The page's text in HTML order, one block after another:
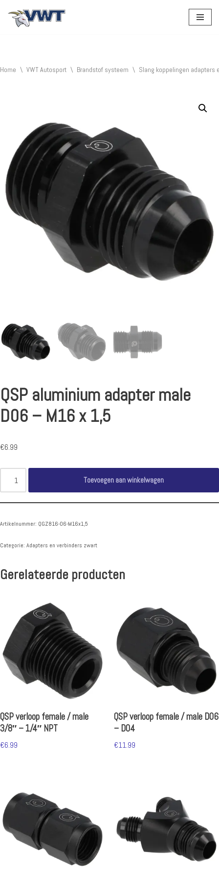
Home \ VWT Autosport \ Brandstof systeem \ Slang koppelingen adapters
QSP aluminium adapter male
D06 – M16 x 1,5
€6.99
Toevoegen aan winkelwagen
Artikelnummer: QGZ816-06-M16x1,5
Categorie: Adapters en verbinders zwart
Gerelateerde producten
QSP verloop female / male
3/8″ – 1/4″ NPT
€6.99
QSP verloop female / male D06
– D04
€11.99